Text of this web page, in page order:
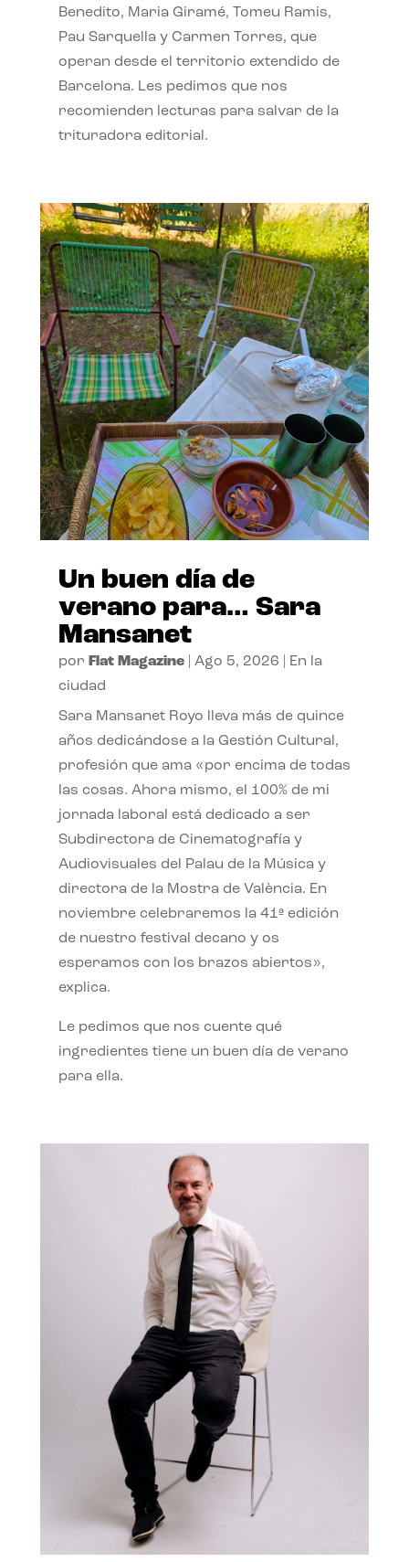
Benedito, Maria Giramé, Tomeu Ramis,
Pau Sarquella y Carmen Torres, que
operan desde el territorio extendido de
Barcelona. Les pedimos que nos
recomienden lecturas para salvar de la
trituradora editorial.
Un buen día de
verano para… Sara
Mansanet
por Flat Magazine| Ago 5, 2026
En la
ciudad
Sara Mansanet Royo lleva más de quince
años dedicándose a la Gestión Cultural,
profesión que ama «por encima de todas
las cosas. Ahora mismo, el 100% de mi
jornada laboral está dedicado a ser
Subdirectora de Cinematografía y
Audiovisuales del Palau de la Música y
directora de la Mostra de València. En
noviembre celebraremos la 41ª edición
de nuestro festival decano y os
esperamos con los brazos abiertos»,
explica.
Le pedimos que nos cuente qué
ingredientes tiene un buen día de verano
para ella.